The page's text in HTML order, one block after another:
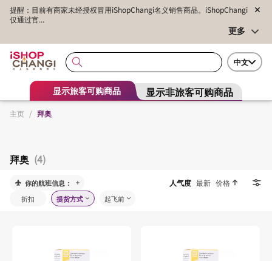
提醒：目前有商家未经授权冒用iShopChangi名义销售商品。iShopChangi
仅通过官...
更多
中文
显示旅客可购商品 显示非旅客可购商品
主页 / 拜奥
拜奥 (4)
你的航班信息： 人气度 最新 价格
折扣 提货方式 起飞前